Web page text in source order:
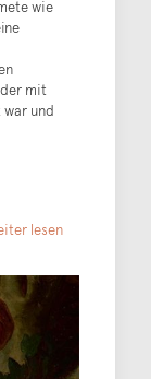
wie
mit
und
lesen